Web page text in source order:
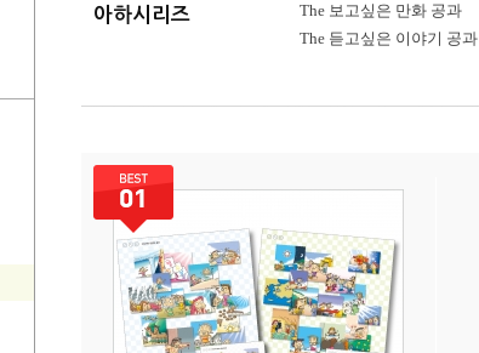
아하시리즈 The 보고싶은 만화 공과
The 듣고싶은 이야기 공과